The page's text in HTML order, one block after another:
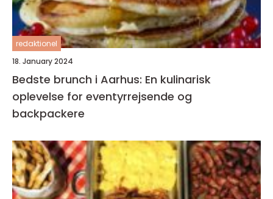
redaktionel
18. January 2024
Bedste brunch i Aarhus: En kulinarisk
oplevelse for eventyrrejsende og
backpackere